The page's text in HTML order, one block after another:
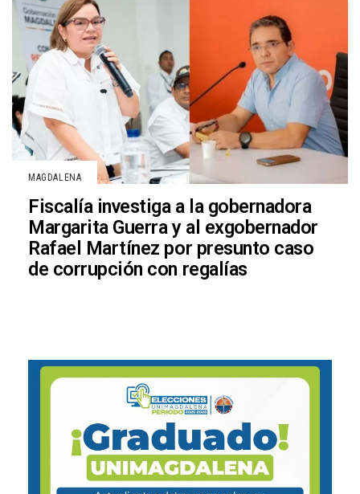
MAGDALENA
Fiscalía investiga a la gobernadora
Margarita Guerra y al exgobernador
Rafael Martínez por presunto caso
de corrupción con regalías